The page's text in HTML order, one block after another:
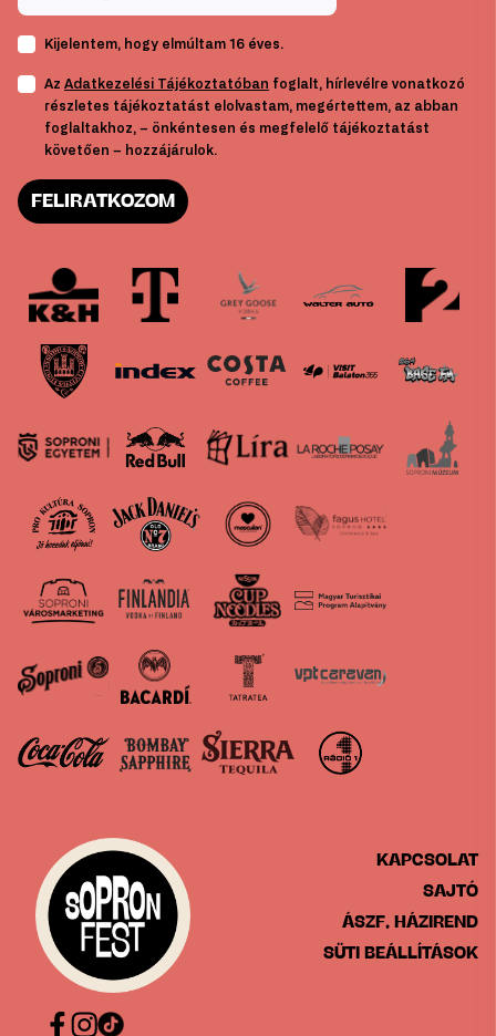
Kijelentem, hogy elmúltam 16 éves.
Az Adatkezelési Tájékoztatóban foglalt, hírlevélre vonatkozó
részletes tájékoztatást elolvastam, megértettem, az abban
foglaltakhoz, – önkéntesen és megfelelő tájékoztatást
követően – hozzájárulok.
FELIRATKOZOM
KAPCSOLAT
SAJTÓ
ÁSZF, HÁZIREND
SÜTI BEÁLLÍTÁSOK